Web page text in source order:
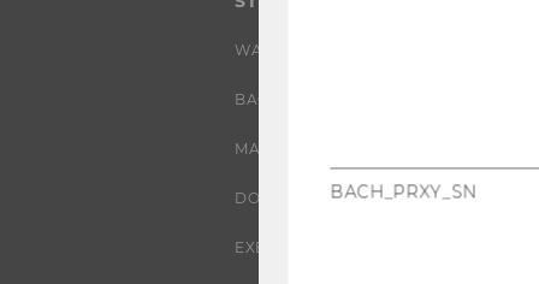
WARUM WU?
BACHELOR
MASTER
DOKTORAT / PHD
EXECUTIVE EDUCATION
BACH_PRXY_SN